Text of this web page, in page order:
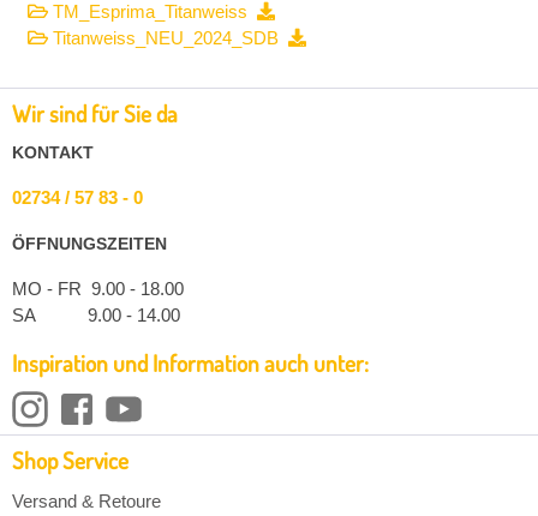
TM_Esprima_Titanweiss
Titanweiss_NEU_2024_SDB
Wir sind für Sie da
KONTAKT
02734 / 57 83 - 0
ÖFFNUNGSZEITEN
MO - FR 9.00 - 18.00
SA 9.00 - 14.00
Inspiration und Information auch unter:
Shop Service
Versand & Retoure